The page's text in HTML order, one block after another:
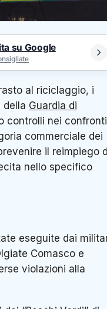
su Google
al riciclaggio, i
della Guardia di
controlli nei confronti
commerciale dei
il reimpiego
nello specifico
eseguite dai
Comasco e
violazioni alla